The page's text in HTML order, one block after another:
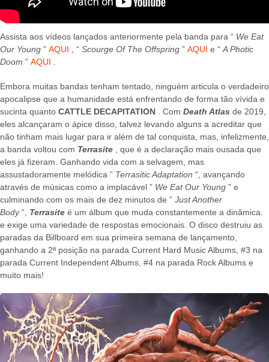
Assista aos vídeos lançados anteriormente pela banda para “ We Eat
Our Young ” AQUI , “ Scourge Of The Offspring ” AQUI e “A Photic
Doom ” AQUI .
Embora muitas bandas tenham tentado, ninguém articula o verdadeiro
apocalipse que a humanidade está enfrentando de forma tão vívida e
sucinta quanto CATTLE DECAPITATION . Com Death Atlas de 2019,
eles alcançaram o ápice disso, talvez levando alguns a acreditar que
não tinham mais lugar para ir além de tal conquista, mas, infelizmente,
a banda voltou com Terrasite , que é a declaração mais ousada que
eles já fizeram. Ganhando vida com a selvagem, mas
assustadoramente melódica ” Terrasitic Adaptation “, avançando
através de músicas como a implacável ” We Eat Our Young ” e
culminando com os mais de dez minutos de ” Just Another
Body“, Terrasite é um álbum que muda constantemente a dinâmica.
e exige uma variedade de respostas emocionais. O disco destruiu as
paradas da Billboard em sua primeira semana de lançamento,
ganhando a 2ª posição na parada Current Hard Music Albums, #3 na
parada Current Independent Albums, #4 na parada Rock Albums e
muito mais!